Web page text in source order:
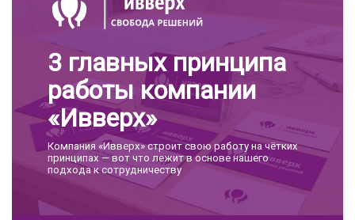
3 главных принципа
работы компании
«Ивверх»
Компания «Ивверх» строит свою работу на чётких
принципах — вот что лежит в основе нашего
подхода к сотрудничеству